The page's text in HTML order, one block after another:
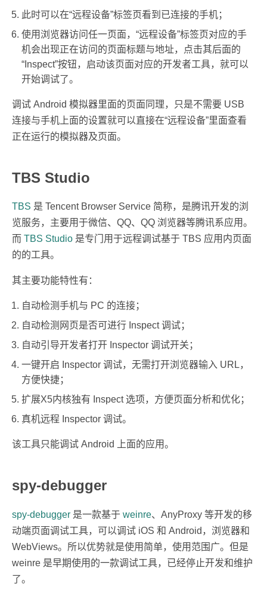
此时可以在“远程设备”标签页看到已连接的手机；
使用浏览器访问任一页面，“远程设备”标签页对应的手
机会出现正在访问的页面标题与地址，点击其后面的
“Inspect”按钮，启动该页面对应的开发者工具，就可以
开始调试了。
调试 Android 模拟器里面的页面同理，只是不需要 USB
连接与手机上面的设置就可以直接在“远程设备”里面查看
正在运行的模拟器及页面。
TBS Studio
TBS 是 Tencent Browser Service 简称，是腾讯开发的浏
览服务，主要用于微信、QQ、QQ 浏览器等腾讯系应用。
而 TBS Studio 是专门用于远程调试基于 TBS 应用内页面
的的工具。
其主要功能特性有：
自动检测手机与 PC 的连接；
自动检测网页是否可进行 Inspect 调试；
自动引导开发者打开 Inspector 调试开关；
一键开启 Inspector 调试，无需打开浏览器输入 URL，
方便快捷；
扩展X5内核独有 Inspect 选项，方便页面分析和优化；
真机远程 Inspector 调试。
该工具只能调试 Android 上面的应用。
spy-debugger
spy-debugger 是一款基于 weinre、AnyProxy 等开发的移
动端页面调试工具，可以调试 iOS 和 Android，浏览器和
WebViews。所以优势就是使用简单，使用范围广。但是
weinre 是早期使用的一款调试工具，已经停止开发和维护
了。